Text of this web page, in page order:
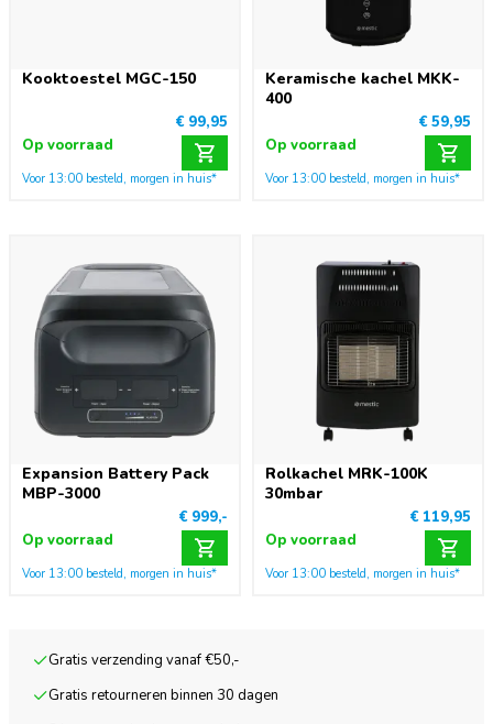
Kooktoestel MGC-150
€ 99,95
Op voorraad
Voor 13:00 besteld, morgen in huis*
Keramische kachel MKK-
400
€ 59,95
Op voorraad
Voor 13:00 besteld, morgen in huis*
Expansion Battery Pack
MBP-3000
€ 999,-
Op voorraad
Voor 13:00 besteld, morgen in huis*
Rolkachel MRK-100K
30mbar
€ 119,95
Op voorraad
Voor 13:00 besteld, morgen in huis*
Gratis verzending vanaf €50,-
Gratis retourneren binnen 30 dagen